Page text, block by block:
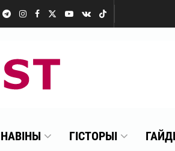
НАВІНЫ ГІСТОРЫІ